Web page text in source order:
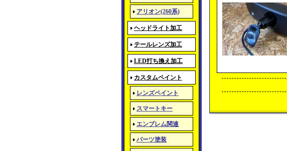
アリオン(260系)
ヘッドライト加工
テールレンズ加工
LED打ち換え加工
カスタムペイント
レンズペイント
スマートキー
エンブレム関連
パーツ塗装